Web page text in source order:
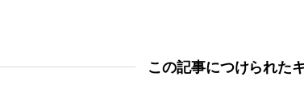
この記事につけられた